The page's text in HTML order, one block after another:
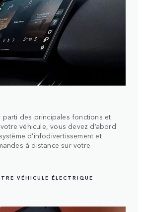
parti des principales fonctions et
véhicule, vous devez d’abord
d’infodivertissement et
à distance sur votre
VÉHICULE ÉLECTRIQUE